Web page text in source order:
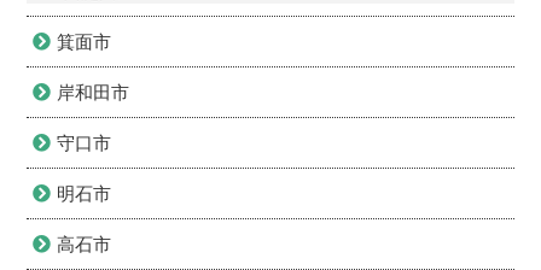
箕面市
岸和田市
守口市
明石市
高石市